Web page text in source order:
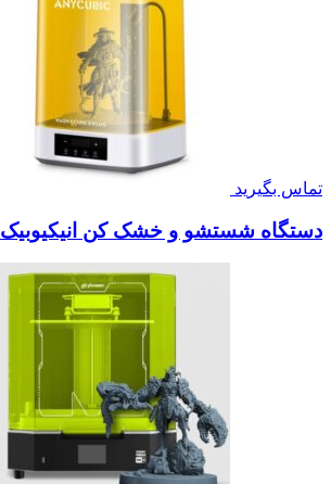
تماس بگیرید
دستگاه شستشو و خشک کن انیکیوبیک